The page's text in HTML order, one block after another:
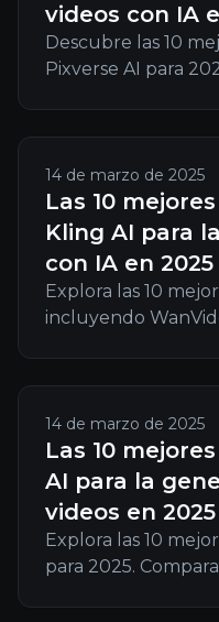
videos con IA
Descubre las 10
Pixverse AI para
14 de marzo de 2025
Las 10
Kling AI para
con IA en 2025
Explora las 10
incluyendo
14 de marzo de 2025
Las 10
AI para la
videos en 2025
Explora las 10
para 2025.